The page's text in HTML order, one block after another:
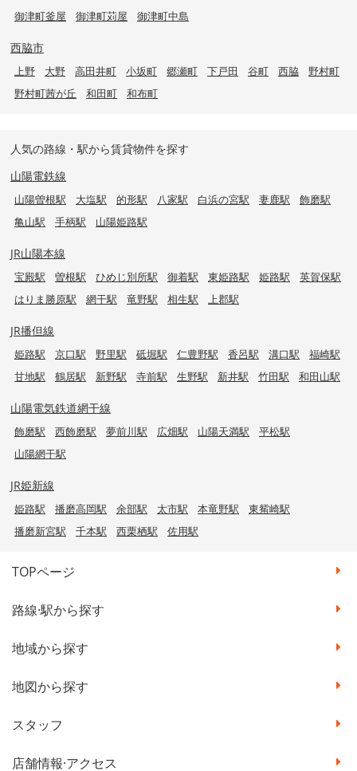
御津町釜屋
御津町苅屋 御津町中島
西脇市
上野 大野 高田井町 小坂町 郷瀬町 下戸田 谷町 西脇
野村町
野村町茜が丘
和田町 和布町
人気の路線・駅から賃貸物件を探す
山陽電鉄線
山陽曽根駅 大塩駅 的形駅 八家駅 白浜の宮駅 妻鹿駅
飾磨駅
亀山駅
手柄駅 山陽姫路駅
JR山陽本線
宝殿駅 曽根駅 ひめじ別所駅 御着駅 東姫路駅 姫路駅
英賀保駅
はりま勝原駅
網干駅 竜野駅 相生駅 上郡駅
JR播但線
姫路駅 京口駅 野里駅 砥堀駅 仁豊野駅 香呂駅 溝口駅
福崎駅
甘地駅
鶴居駅 新野駅 寺前駅 生野駅 新井駅 竹田駅 和田山駅
山陽電気鉄道網干線
飾磨駅 西飾磨駅 夢前川駅 広畑駅 山陽天満駅
平松駅
山陽網干駅
JR姫新線
姫路駅 播磨高岡駅 余部駅 太市駅 本竜野駅
東觜崎駅
播磨新宮駅
千本駅 西栗栖駅 佐用駅
TOPページ
路線·駅から探す
地域から探す
地図から探す
スタッフ
店舗情報·アクセス